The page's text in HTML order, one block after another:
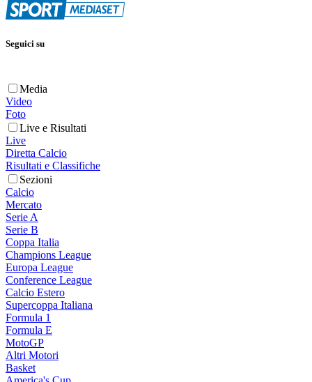
Seguici su
Media
Video
Foto
Live e Risultati
Live
Diretta Calcio
Risultati e Classifiche
Sezioni
Calcio
Mercato
Serie A
Serie B
Coppa Italia
Champions League
Europa League
Conference League
Calcio Estero
Supercoppa Italiana
Formula 1
Formula E
MotoGP
Altri Motori
Basket